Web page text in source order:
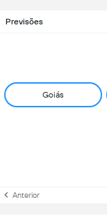
Previsões
Goiás
Anterior